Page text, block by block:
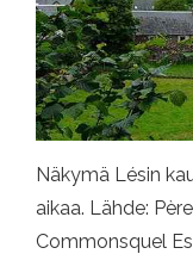
Näkymä Lésin
aikaa. Lähde:
Commonsquel